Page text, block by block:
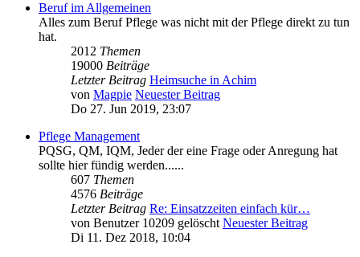
Beruf im Allgemeinen
Alles zum Beruf Pflege was nicht mit der Pflege direkt zu tun
hat.
2012 Themen
19000 Beiträge
Letzter Beitrag Heimsuche in Achim
von Magpie Neuester Beitrag
Do 27. Jun 2019, 23:07
Pflege Management
PQSG, QM, IQM, Jeder der eine Frage oder Anregung hat
sollte hier fündig werden......
607 Themen
4576 Beiträge
Letzter Beitrag Re: Einsatzzeiten einfach kür…
von Benutzer 10209 gelöscht Neuester Beitrag
Di 11. Dez 2018, 10:04